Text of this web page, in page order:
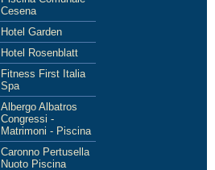
Cesena
Hotel Garden
Hotel Rosenblatt
Fitness First Italia
Spa
Albergo Albatros
Congressi -
Matrimoni - Piscina
Caronno Pertusella
Nuoto Piscina